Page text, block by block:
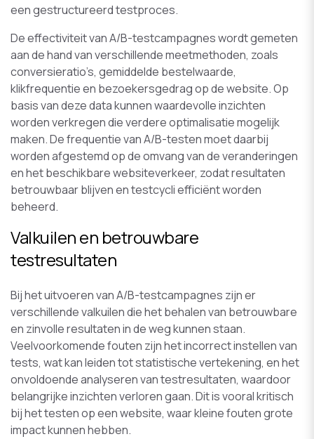
een gestructureerd testproces.
De effectiviteit van A/B-testcampagnes wordt gemeten
aan de hand van verschillende meetmethoden, zoals
conversieratio’s, gemiddelde bestelwaarde,
klikfrequentie en bezoekersgedrag op de website. Op
basis van deze data kunnen waardevolle inzichten
worden verkregen die verdere optimalisatie mogelijk
maken. De frequentie van A/B-testen moet daarbij
worden afgestemd op de omvang van de veranderingen
en het beschikbare websiteverkeer, zodat resultaten
betrouwbaar blijven en testcycli efficiënt worden
beheerd.
Valkuilen en betrouwbare
testresultaten
Bij het uitvoeren van A/B-testcampagnes zijn er
verschillende valkuilen die het behalen van betrouwbare
en zinvolle resultaten in de weg kunnen staan.
Veelvoorkomende fouten zijn het incorrect instellen van
tests, wat kan leiden tot statistische vertekening, en het
onvoldoende analyseren van testresultaten, waardoor
belangrijke inzichten verloren gaan. Dit is vooral kritisch
bij het testen op een website, waar kleine fouten grote
impact kunnen hebben.